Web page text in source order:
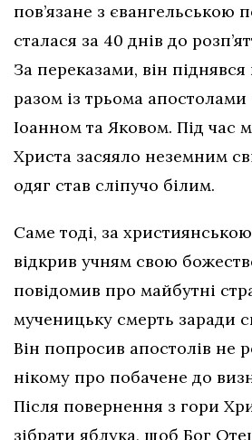
пов’язане з євангельською
сталася за 40 днів до
За переказами, він
разом із трьома
Іоанном та Яковом. Під час
Христа засяяло неземним
одяг став сліпучо білим.
Саме тоді, за
відкрив учням свою
повідомив про майбутні
мученицьку смерть заради
Він попросив апостолів не
нікому про побачене до
Після повернення з гори
зібрати яблука, щоб Бог